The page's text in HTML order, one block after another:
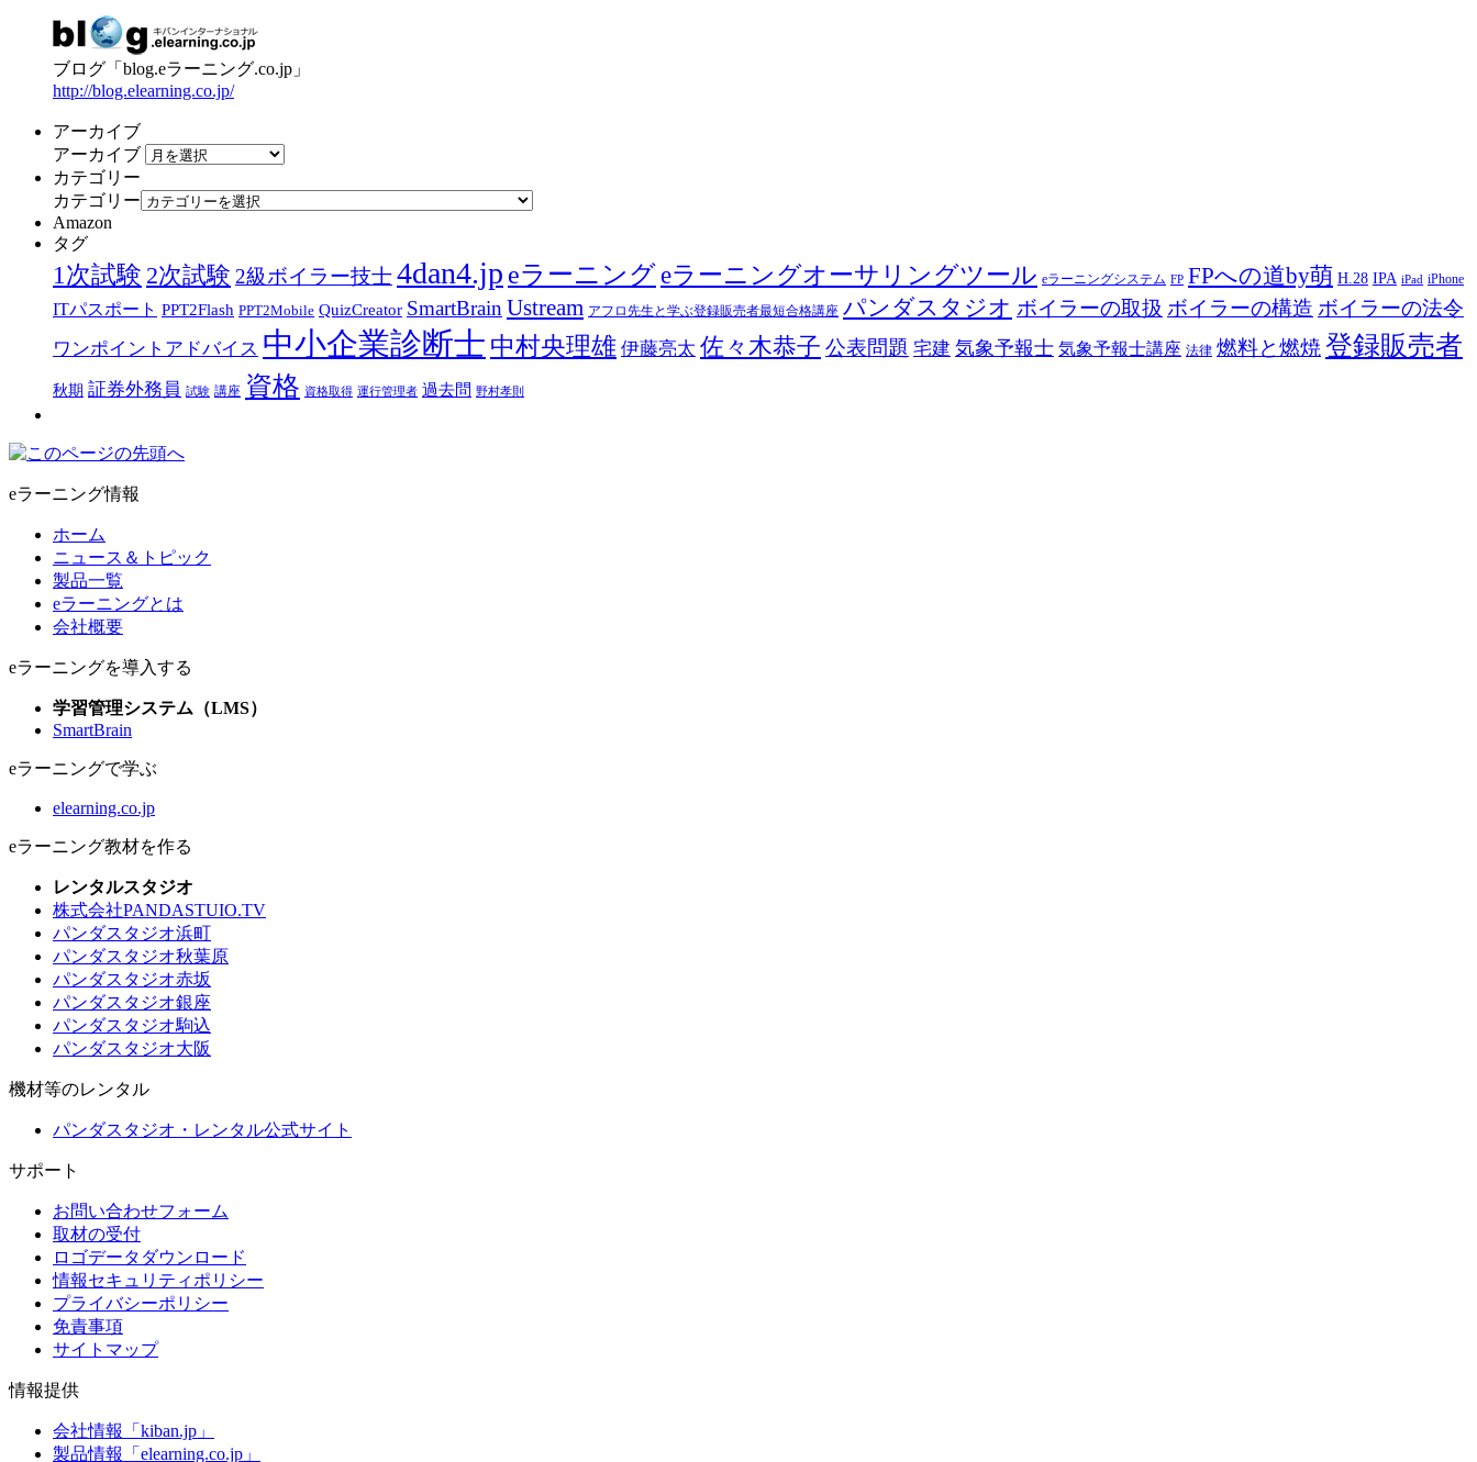
ブログ「blog.eラーニング.co.jp」
http://blog.elearning.co.jp/
アーカイブ
アーカイブ
カテゴリー
カテゴリー
Amazon
タグ
1次試験 2次試験 2級ボイラー技士4dan4.jp eラーニング eラーニングオーサリングツール eラーニングシステム FP FPへの道by萌 H.28 IPA iPad iPhone
ITパスポート PPT2Flash PPT2Mobile QuizCreator SmartBrain Ustream アフロ先生と学ぶ登録販売者最短合格講座 パンダスタジオ ボイラーの取扱 ボイラーの構造 ボイラーの法令
ワンポイントアドバイス 中小企業診断士 中村央理雄 伊藤亮太 佐々木恭子 公表問題 宅建 気象予報士 気象予報士講座 法律 燃料と燃焼 登録販売者
秋期 証券外務員 試験 講座 資格 資格取得 運行管理者 過去問 野村孝則
eラーニング情報
ホーム
ニュース＆トピック
製品一覧
eラーニングとは
会社概要
eラーニングを導入する
学習管理システム（LMS）
SmartBrain
eラーニングで学ぶ
elearning.co.jp
eラーニング教材を作る
レンタルスタジオ
株式会社PANDASTUIO.TV
パンダスタジオ浜町
パンダスタジオ秋葉原
パンダスタジオ赤坂
パンダスタジオ銀座
パンダスタジオ駒込
パンダスタジオ大阪
機材等のレンタル
パンダスタジオ・レンタル公式サイト
サポート
お問い合わせフォーム
取材の受付
ロゴデータダウンロード
情報セキュリティポリシー
プライバシーポリシー
免責事項
サイトマップ
情報提供
会社情報「kiban.jp」
製品情報「elearning.co.jp」